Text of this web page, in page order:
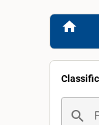
home
search